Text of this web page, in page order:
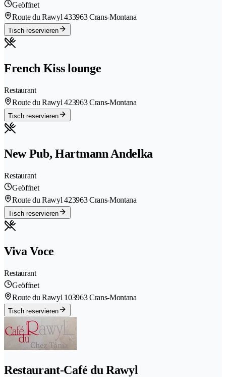
Geöffnet
Route du Rawyl 433963 Crans-Montana
Tisch reservieren
French Kiss lounge
Restaurant
Route du Rawyl 423963 Crans-Montana
Tisch reservieren
New Pub, Hartmann Andelka
Restaurant
Geöffnet
Route du Rawyl 423963 Crans-Montana
Tisch reservieren
Viva Voce
Restaurant
Geöffnet
Route du Rawyl 103963 Crans-Montana
Tisch reservieren
Restaurant-Café du Rawyl